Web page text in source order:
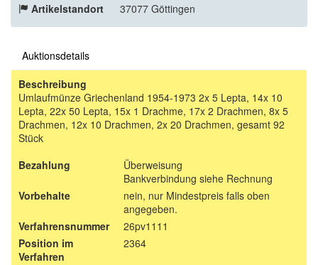
Artikelstandort
37077 Göttingen
Auktionsdetails
Beschreibung
Umlaufmünze Griechenland 1954-1973 2x 5 Lepta, 14x 10
Lepta, 22x 50 Lepta, 15x 1 Drachme, 17x 2 Drachmen, 8x 5
Drachmen, 12x 10 Drachmen, 2x 20 Drachmen, gesamt 92
Stück
Bezahlung
Überweisung
Bankverbindung siehe Rechnung
Vorbehalte
nein, nur Mindestpreis falls oben
angegeben.
Verfahrensnummer
26pv1111
Position im
Verfahren
2364